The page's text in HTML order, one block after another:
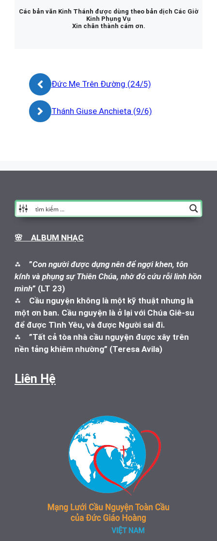
Các bản văn Kinh Thánh được dùng theo bản dịch Các Giờ
Kinh Phụng Vụ
Xin chân thành cám ơn.
Đức Mẹ Trên Đường (24/5)
Thánh Giuse Anchieta (9/6)
🌸 ALBUM NHẠC
⁂ ”Con người được dựng nên để ngợi khen, tôn
kính và phụng sự Thiên Chúa, nhờ đó cứu rỗi linh hồn
mình” (LT 23)
⁂ Cầu nguyện không là một kỹ thuật nhưng là
một ơn ban. Cầu nguyện là ở lại với Chúa Giê-su
để được Tình Yêu, và được Người sai đi.
⁂ ”Tất cả tòa nhà cầu nguyện được xây trên
nền tảng khiêm nhường” (Teresa Avila)
Liên Hệ